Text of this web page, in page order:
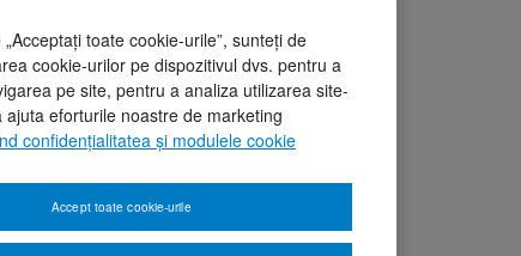
toate cookie-urile”, sunteți de
cookie-urilor pe dispozitivul dvs. pentru a
pe site, pentru a analiza utilizarea site-
ajuta eforturile noastre de marketing
confidențialitatea și modulele cookie
Accept toate cookie-urile